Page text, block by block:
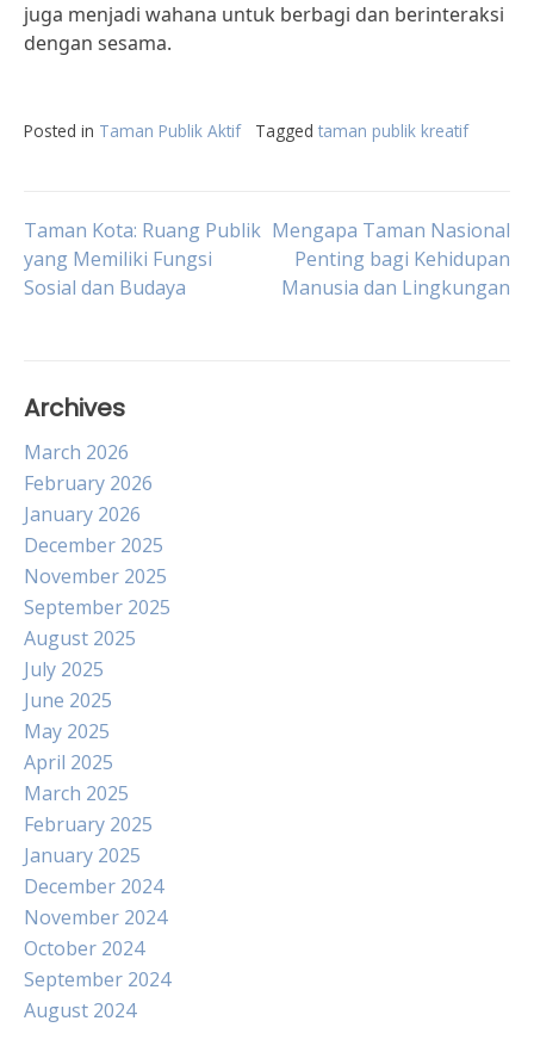
juga menjadi wahana untuk berbagi dan berinteraksi
dengan sesama.
Posted in Taman Publik Aktif Tagged taman publik kreatif
Post
navigation
Taman Kota: Ruang Publik
yang Memiliki Fungsi
Sosial dan Budaya
Mengapa Taman Nasional
Penting bagi Kehidupan
Manusia dan Lingkungan
Archives
March 2026
February 2026
January 2026
December 2025
November 2025
September 2025
August 2025
July 2025
June 2025
May 2025
April 2025
March 2025
February 2025
January 2025
December 2024
November 2024
October 2024
September 2024
August 2024